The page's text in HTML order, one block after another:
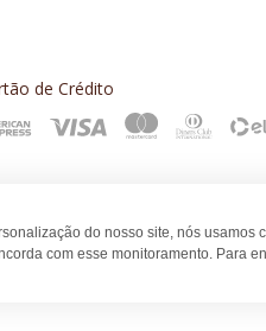
de Crédito
do nosso site, nós usamos
com esse monitoramento. Para